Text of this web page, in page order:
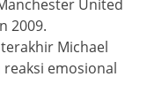
United
2009.
Michael
reaksi emosional